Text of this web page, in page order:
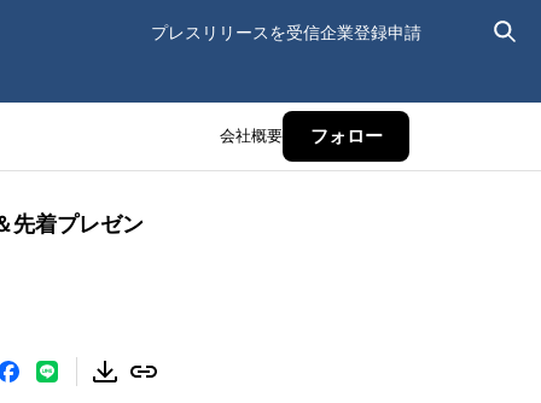
プレスリリースを受信企業登録申請
会社概要 フォロー
先着プレゼン